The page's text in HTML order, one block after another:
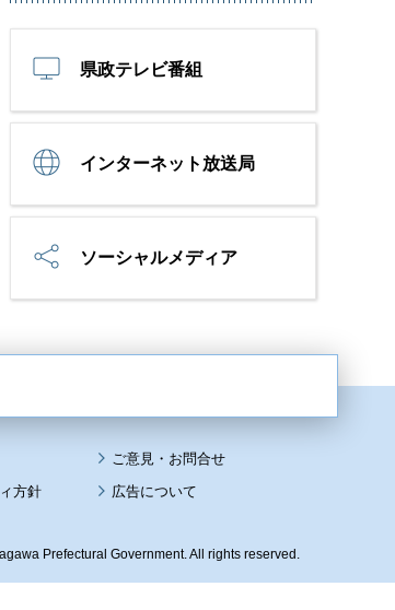
県政テレビ番組
インターネット放送局
ソーシャルメディア
方針 広告について
Prefectural Government. All rights reserved.